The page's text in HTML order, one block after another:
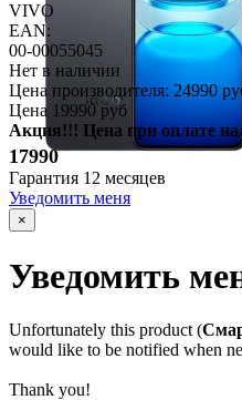
VIVO
EAN:
00-00055045
Нет в наличии
Цена производителя: 24990
Цена 19990 руб
Акция!!! Цена при оплате
17990
Гарантия 12 месяцев
Уведомить меня
×
Уведомить
Unfortunately this product (
would like to be notified when
Thank you!